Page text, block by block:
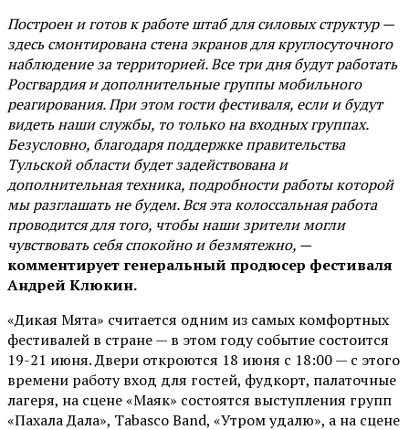
Построен и готов к работе штаб для силовых структур —
здесь смонтирована стена экранов для круглосуточного
наблюдение за территорией. Все три дня будут работать
Росгвардия и дополнительные группы мобильного
реагирования. При этом гости фестиваля, если и будут
видеть наши службы, то только на входных группах.
Безусловно, благодаря поддержке правительства
Тульской области будет задействована и
дополнительная техника, подробности работы которой
мы разглашать не будем. Вся эта колоссальная работа
проводится для того, чтобы наши зрители могли
чувствовать себя спокойно и безмятежно, —
комментирует генеральный продюсер фестиваля
Андрей Клюкин.
«Дикая Мята» считается одним из самых комфортных
фестивалей в стране — в этом году событие состоится
19-21 июня. Двери откроются 18 июня с 18:00 — с этого
времени работу вход для гостей, фудкорт, палаточные
лагеря, на сцене «Маяк» состоятся выступления групп
«Пахала Дала», Tabasco Band, «Утром удалю», а на сцене